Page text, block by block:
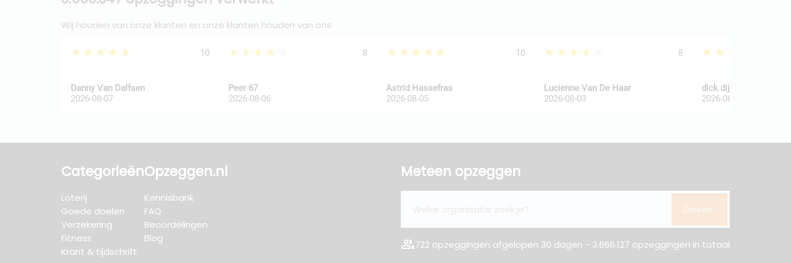
Wij houden van onze klanten en onze klanten houden van ons
★★★★★ 10
Danny Van Dalfsen
2026-08-07
★★★★★ 8
Peer 67
2026-08-06
★★★★★ 10
Astrid Hassefras
2026-08-05
★★★★★ 8
Lucienne Van De Haar
2026-08-03
★★★★★
dick dijkkamp
2026-08-03
Categorieën
Loterij
Goede doelen
Verzekering
Fitness
Krant & tijdschrift
Opzeggen.nl
Kennisbank
FAQ
Beoordelingen
Blog
Meteen opzeggen
Zoeken..
group722 opzeggingen afgelopen 30 dagen - 3.666.127 opzeggingen in totaal